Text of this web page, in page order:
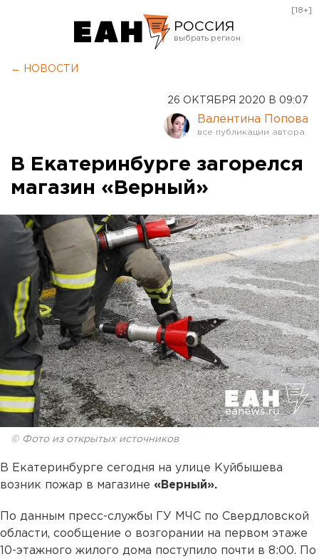
РОССИЯ
Курган
Оренбург
[18+]
← НОВОСТИ
26 ОКТЯБРЯ 2020 В 09:07
Валентина Попова
В Екатеринбурге загорелся
магазин «Верный»
© Фото из открытых источников
В Екатеринбурге сегодня на улице Куйбышева
возник пожар в магазине «Верный».
По данным пресс-службы ГУ МЧС по Свердловской
области, сообщение о возгорании на первом этаже
10-этажного жилого дома поступило почти в 8:00. По